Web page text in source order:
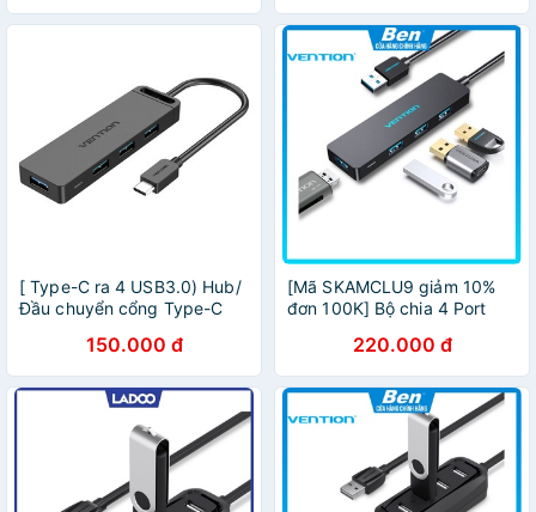
[ Type-C ra 4 USB3.0) Hub/
Đầu chuyển cổng Type-C
(15cm/ 50cm)150.000 đ
[Mã SKAMCLU9 giảm 10%
đơn 100K] Bộ chia 4 Port
220.000 đ